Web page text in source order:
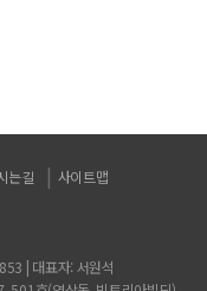
는길 사이트맵
| 대표자: 서원석